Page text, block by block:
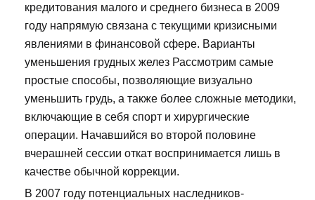
кредитования малого и среднего бизнеса в 2009
году напрямую связана с текущими кризисными
явлениями в финансовой сфере. Варианты
уменьшения грудных желез Рассмотрим самые
простые способы, позволяющие визуально
уменьшить грудь, а также более сложные методики,
включающие в себя спорт и хирургические
операции. Начавшийся во второй половине
вчерашней сессии откат воспринимается лишь в
качестве обычной коррекции.
В 2007 году потенциальных наследников-